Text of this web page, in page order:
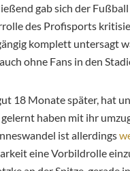
gab sich der
des Profisports
komplett untersagt
ohne Fans in den
18 Monate später, hat
gelernt haben mit ihr
ist allerdings
eine Vorbildrolle